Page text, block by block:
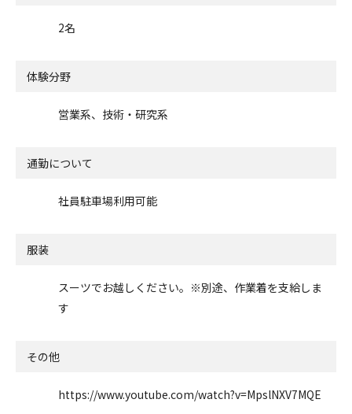
2名
体験分野
営業系、技術・研究系
通勤について
社員駐車場利用可能
服装
スーツでお越しください。※別途、作業着を支給しま
す
その他
https://www.youtube.com/watch?v=MpslNXV7MQE